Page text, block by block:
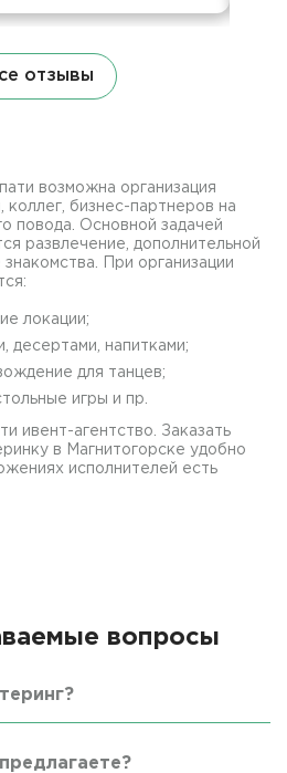
отзывы
возможна организация
коллег, бизнес-партнеров на
повода. Основной задачей
развлечение, дополнительной
При организации
локации;
десертами, напитками;
для танцев;
игры и пр.
ивент-агентство. Заказать
в Магнитогорске удобно
исполнителей есть
вопросы